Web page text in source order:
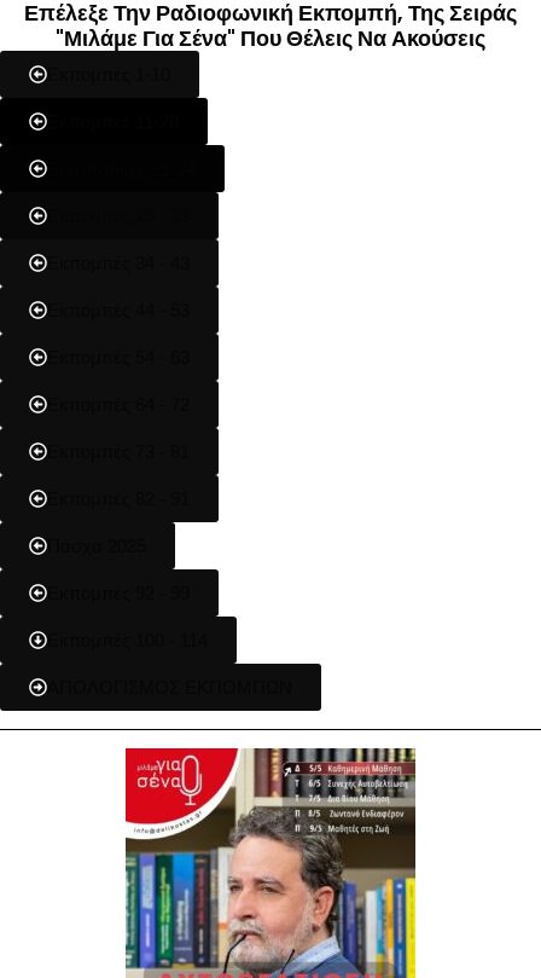
Επέλεξε Την Ραδιοφωνική Εκπομπή, Της Σειράς
"Μιλάμε Για Σένα" Που Θέλεις Να Ακούσεις